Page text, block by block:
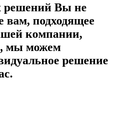
решений Вы не
вам, подходящее
компании,
мы можем
решение